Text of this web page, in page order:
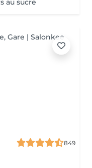
au sucre
849